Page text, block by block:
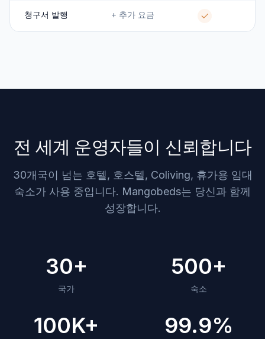
청구서 발행 + 추가 요금
전 세계 운영자들이 신뢰합니다
30개국이 넘는 호텔, 호스텔, Coliving, 휴가용 임대
숙소가 사용 중입니다. Mangobeds는 당신과 함께
성장합니다.
30+
국가
500+
숙소
100K+ 99.9%